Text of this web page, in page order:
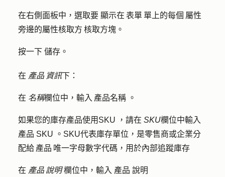
在右側面板中，選取要 顯示在 表單 單上的每個 屬性
旁邊的屬性核取方 核取方塊。
按一下 儲存 。
在 產品 資訊下：
在 名稱欄位中，輸入 產品名稱 。
如果您的庫存產品使用SKU ，請在 SKU欄位中輸入
產品 SKU 。SKU代表庫存單位，是零售商或企業分
配給 產品 唯一字母數字代碼，用於內部追蹤庫存
在 產品 說明欄位中，輸入 產品 說明